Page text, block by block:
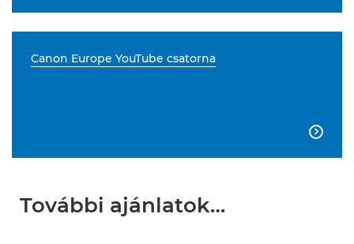
Canon Europe YouTube csatorna

További ajánlatok…